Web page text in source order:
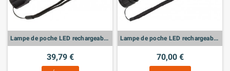
Lampe de poche LED rechargeable, avec focus LuxPremium, 430 lumen IP44, autonomie 13h, 6 modes d'éclairage, portée 215m
39,79 €
Lampe de poche LED rechargeable, avec focus LuxPremium, 860 lumen IP67, autonomie 19h, 5 modes d'éclairage, portée 320m
70,00 €